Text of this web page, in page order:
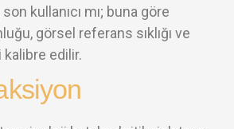
kullanıcı mı; buna göre
görsel referans sıklığı ve
kalibre edilir.